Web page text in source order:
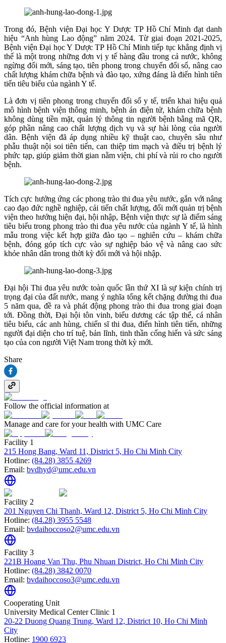
Trong đó, Bệnh viện Đại học Y Dược TP Hồ Chí Minh đạt danh
hiệu “Anh hùng Lao động” năm 2024. Từ giai đoạn 2021-2025,
Bệnh viện Đại học Y Dược TP Hồ Chí Minh tiếp tục khẳng định vị
thế là một trong những đơn vị y tế hàng đầu trong cả nước, không
ngừng đổi mới, sáng tạo, tiên phong trong chuyển đổi số, nâng cao
chất lượng khám chữa bệnh và đào tạo, xứng đáng là điển hình tiên
tiến tiêu biểu của ngành Y tế.
Là đơn vị tiên phong trong chuyển đổi số y tế, triển khai hiệu quả
mô hình bệnh viện thông minh, bệnh án điện tử, khám chữa bệnh
không dùng tiền mặt, quản lý thông tin người bệnh bằng mã QR,
góp phần nâng cao chất lượng dịch vụ và sự hài lòng của người
dân. Bệnh viện đã áp dụng nhiều kỹ thuật cao, chuyên sâu như
phẫu thuật nội soi tiên tiến, can thiệp tim mạch và điều trị bệnh lý
phức tạp, giúp giảm thời gian nằm viện, chi phí và rủi ro cho người
bệnh.
Tích cực hưởng ứng các phong trào thi đua yêu nước, gắn với nâng
cao đạo đức nghề nghiệp, cải tiến chất lượng, đổi mới quản trị bệnh
viện theo hướng hiện đại, hội nhập, Bệnh viện thực sự là điểm sáng
tiêu biểu trong phong trào thi đua yêu nước của ngành Y tế, là hình
mẫu trong việc kết hợp giữa đào tạo – nghiên cứu – khám chữa
bệnh, đóng góp tích cực vào sự nghiệp bảo vệ và nâng cao sức
khỏe nhân dân trong thời kỳ đổi mới và hội nhập.
Đại hội Thi đua yêu nước toàn quốc lần thứ XI là sự kiện chính trị
trọng đại của đất nước, mang ý nghĩa tổng kết chặng đường thi đua
5 năm qua, đề ra và phát động phong trào thi đua trong giai đoạn
tới. Đồng thời, Đại hội tôn vinh, biểu dương các tập thể, cá nhân
tiêu biểu, các anh hùng, chiến sĩ thi đua, điển hình tiên tiến, những
người đại diện cho trí tuệ, bản lĩnh, tinh thần cống hiến và sức sáng
tạo của con người Việt Nam trong thời kỳ mới.
Share
Follow the official information at
Manage and care for your health with UMC Care
Facility 1
215 Hong Bang, Ward 11, District 5, Ho Chi Minh City
Hotline: (84.28) 3855 4269
Email: bvdhyd@umc.edu.vn
Facility 2
201 Nguyen Chi Thanh, Ward 12, District 5, Ho Chi Minh City
Hotline: (84.28) 3955 5548
Email: bvdaihoccoso2@umc.edu.vn
Facility 3
221B Hoang Van Thu, Phu Nhuan District, Ho Chi Minh City
Hotline: (84.28) 3842 0070
Email: bvdaihoccoso3@umc.edu.vn
Cooperating Unit
University Medical Center Clinic 1
20-22 Duong Quang Trung, Ward 12, District 10, Ho Chi Minh
City
Hotline: 1900 6923